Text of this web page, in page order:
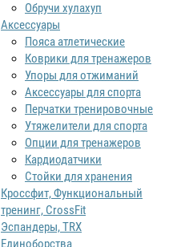
Обручи хулахуп
Аксессуары
Пояса атлетические
Коврики для тренажеров
Упоры для отжиманий
Аксессуары для спорта
Перчатки тренировочные
Утяжелители для спорта
Опции для тренажеров
Кардиодатчики
Стойки для хранения
Кроссфит, Функциональный
тренинг, CrossFit
Эспандеры, TRX
Единоборства